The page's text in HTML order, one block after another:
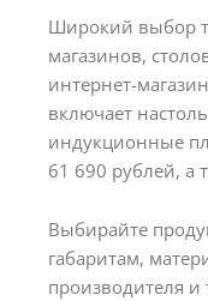
Широкий выбор
магазинов,
интернет-
включает
индукционные
61 690 рублей, а
Выбирайте
габаритам,
производителя и